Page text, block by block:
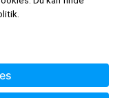
Persondatapolitik